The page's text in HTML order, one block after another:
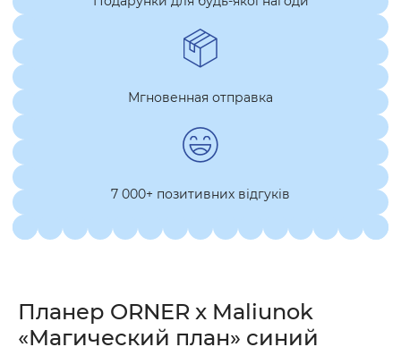
Мгновенная отправка
7 000+ позитивних відгуків
Планер ORNER x Maliunok
«Магический план» синий